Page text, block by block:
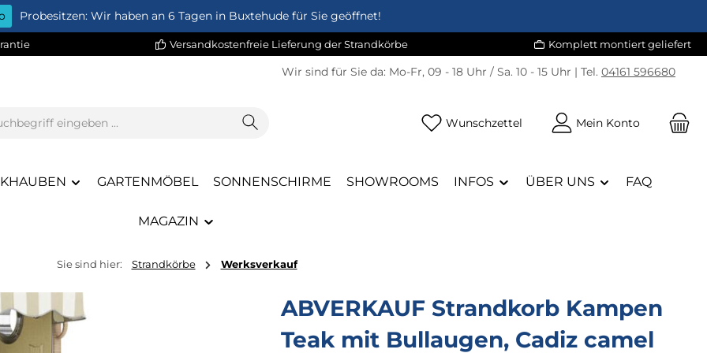
Probesitzen: Wir haben an 6 Tagen in Buxtehude für Sie geöffnet!
Versandkostenfreie Lieferung der Strandkörbe Komplett montiert geliefert
Wir sind für Sie da: Mo-Fr, 09 - 18 Uhr / Sa. 10 - 15 Uhr | Tel. 04161 596680
Wunschzettel Du hast 0 Produkte auf dem
Mein Konto
GARTENMÖBEL SONNENSCHIRME SHOWROOMS INFOS ÜBER UNS FAQ
MAGAZIN
Sie sind hier: Strandkörbe Werksverkauf
ABVERKAUF Strandkorb Kampen
Teak mit Bullaugen, Cadiz camel